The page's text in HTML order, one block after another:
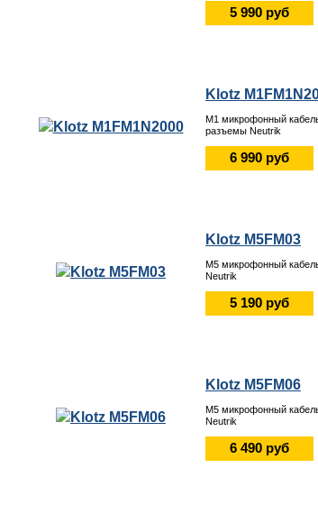
5 990 руб
Klotz
M1 микрофонный
разъемы Neutrik
6 990 руб
Klotz M5FM03
M5 микрофонный
Neutrik
5 190 руб
Klotz M5FM06
M5 микрофонный
Neutrik
6 490 руб